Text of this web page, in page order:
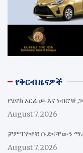
የቅርብ ዜናዎች
የሄኖክ አርፊጮ እና ነብሮቹ
August 7, 2026
ቻምፕዮኖቹ ቡድናቸውን
August 7, 2026